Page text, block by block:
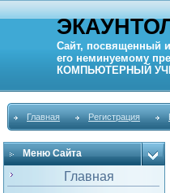
Сайт, посвященный
его неминуемому
КОМПЬЮТЕРНЫЙ
Главная Регистрация
Меню Сайта
Главная